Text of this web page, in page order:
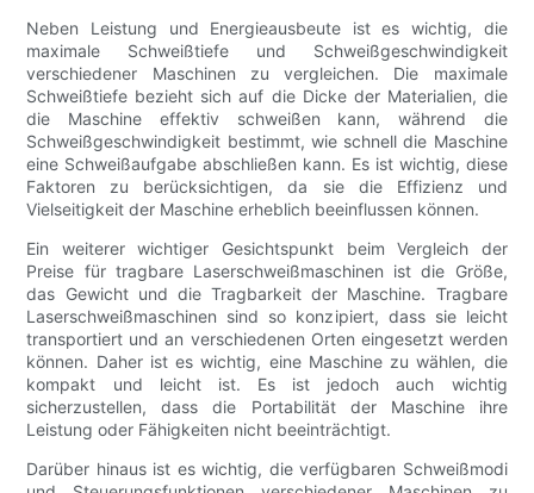
Neben Leistung und Energieausbeute ist es wichtig, die
maximale Schweißtiefe und Schweißgeschwindigkeit
verschiedener Maschinen zu vergleichen. Die maximale
Schweißtiefe bezieht sich auf die Dicke der Materialien, die
die Maschine effektiv schweißen kann, während die
Schweißgeschwindigkeit bestimmt, wie schnell die Maschine
eine Schweißaufgabe abschließen kann. Es ist wichtig, diese
Faktoren zu berücksichtigen, da sie die Effizienz und
Vielseitigkeit der Maschine erheblich beeinflussen können.
Ein weiterer wichtiger Gesichtspunkt beim Vergleich der
Preise für tragbare Laserschweißmaschinen ist die Größe,
das Gewicht und die Tragbarkeit der Maschine. Tragbare
Laserschweißmaschinen sind so konzipiert, dass sie leicht
transportiert und an verschiedenen Orten eingesetzt werden
können. Daher ist es wichtig, eine Maschine zu wählen, die
kompakt und leicht ist. Es ist jedoch auch wichtig
sicherzustellen, dass die Portabilität der Maschine ihre
Leistung oder Fähigkeiten nicht beeinträchtigt.
Darüber hinaus ist es wichtig, die verfügbaren Schweißmodi